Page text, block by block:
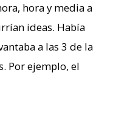
hora y media a
ideas. Había
a las 3 de la
Por ejemplo, el